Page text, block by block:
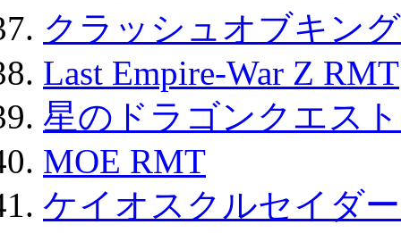
クラッシュオブキン
Last Empire-War Z RMT
星のドラゴンクエス
MOE RMT
ケイオスクルセイダ